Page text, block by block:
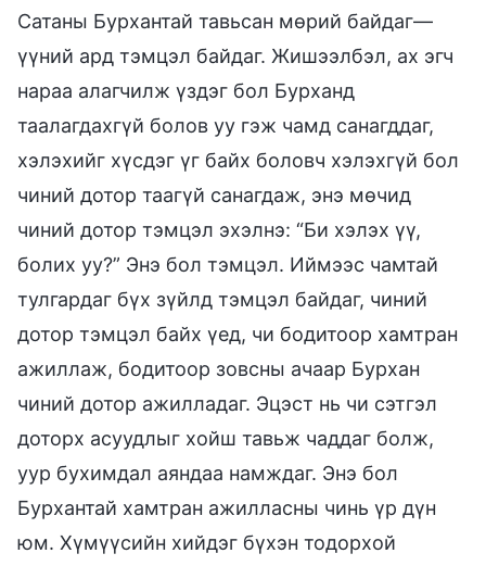
Сатаны Бурхантай тавьсан мөрий байдаг—
үүний ард тэмцэл байдаг. Жишээлбэл, ах эгч
нараа алагчилж үздэг бол Бурханд
таалагдахгүй болов уу гэж чамд санагддаг,
хэлэхийг хүсдэг үг байх боловч хэлэхгүй бол
чиний дотор таагүй санагдаж, энэ мөчид
чиний дотор тэмцэл эхэлнэ: “Би хэлэх үү,
болих уу?” Энэ бол тэмцэл. Иймээс чамтай
тулгардаг бүх зүйлд тэмцэл байдаг, чиний
дотор тэмцэл байх үед, чи бодитоор хамтран
ажиллаж, бодитоор зовсны ачаар Бурхан
чиний дотор ажилладаг. Эцэст нь чи сэтгэл
доторх асуудлыг хойш тавьж чаддаг болж,
уур бухимдал аяндаа намждаг. Энэ бол
Бурхантай хамтран ажилласны чинь үр дүн
юм. Хүмүүсийн хийдэг бүхэн тодорхой